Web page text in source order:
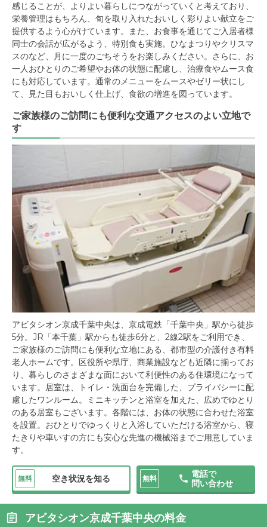
感じることが、よりよい暮らしにつながっていくと考えており、
栄養管理はもちろん、旬を取り入れたおいしく彩りよい献立をご
提供するよう心がけています。また、お食事を通じてご入居者様
同士の会話が広がるよう、特別食も実施。ひなまつりやクリスマ
スのなど、月に一度のごちそうをお楽しみください。さらに、お
一人おひとりのご希望やお体の状態に配慮し、治療食やムース食
にも対応しています。通常のメニューをムースやゼリー状にし
て、見た目もおいしく仕上げ、食欲の増進を図っています。
ご家族様のご訪問にも便利な交通アクセスのよい立地で
す
アビタシオン京成千葉中央は、京成電鉄「千葉中央」駅から徒歩
5分。JR「本千葉」駅からも徒歩6分と、2線2駅をご利用でき、
ご家族様のご訪問にも便利な立地にある、都市型の介護付き有料
老人ホームです。区役所や県庁、商業施設なども近隣に揃ってお
り、暮らしのさまざまな面において利便性のある住環境になって
います。居室は、トイレ・洗面台を完備した、プライバシーに配
慮したワンルーム。ミニキッチンと浴室を加えた、広めでゆとり
のある居室もございます。各階には、お体の状態に合わせた浴室
を設置。おひとりでゆっくりと入浴していただける浴室から、寝
たきりや車いすの方にも安心な先進の機械浴までご用意していま
す。
無料 空き状況を知る 無料
電話で
問い合わせ
アビタシオン京成千葉中央の料金